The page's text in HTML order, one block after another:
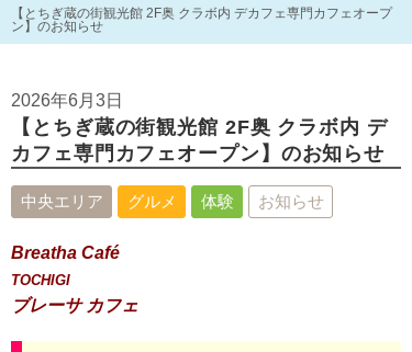
【とちぎ蔵の街観光館 2F奥 クラボ内 デカフェ専門カフェオープ
ン】のお知らせ
2026年6月3日
【とちぎ蔵の街観光館 2F奥 クラボ内 デ
カフェ専門カフェオープン】のお知らせ
中央エリア グルメ 体験 お知らせ
Breatha Café
TOCHIGI
ブレーサ カフェ